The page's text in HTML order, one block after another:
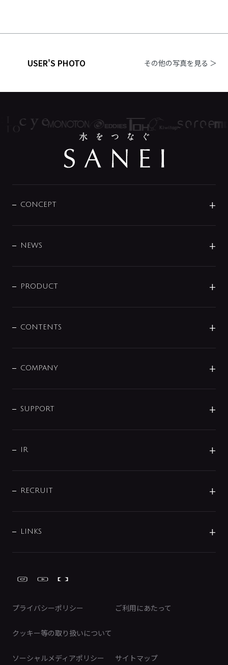
USER'S PHOTO その他の写真を見る ＞
プライバシーポリシー ご利用にあたって
クッキー等の取り扱いについて
ソーシャルメディアポリシー サイトマップ
CONCEPT
DESIGN
NEWS
商品に関して
その他
PRODUCT
センサー・タッチ水栓
単水栓
分岐
配管システム
バス・空調周辺用品
トイレ周辺用品
CONTENTS
じぶんシャワーが見つかる
COMPANY
企業理念
会社概要
事業所案内
SUPPORT
よくあるご質問
データダウンロード
みらいエコ住宅2026事業
IR
IRニュース
IRライブラリ
電子公告
RECRUIT
募集要項
LINKS